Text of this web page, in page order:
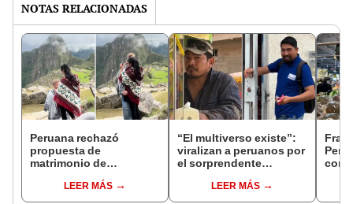
NOTAS RELACIONADAS
Peruana rechazó
propuesta de
matrimonio de
Picchu y explica por qué
LEER MÁS
“El multiverso existe”:
viralizan a peruanos por
el sorprendente
Aldo Miyashiro
LEER MÁS
Perú